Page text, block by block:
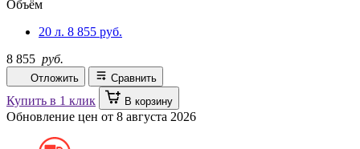
Объём
20 л. 8 855 руб.
8 855 руб.
Отложить Сравнить
Купить в 1 клик В корзину
Обновление цен от 8 августа 2026